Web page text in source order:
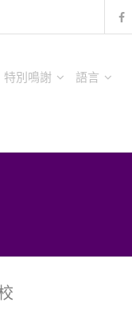
特別鳴謝 語言